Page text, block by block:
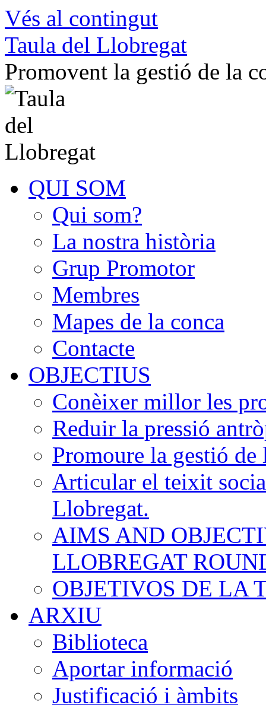
Vés al contingut
Taula del Llobregat
Promovent la gestió de la
QUI SOM
Qui som?
La nostra història
Grup Promotor
Membres
Mapes de la conca
Contacte
OBJECTIUS
Conèixer millor les
Reduir la pressió
Promoure la gestió
Articular el teixit
Llobregat.
AIMS AND
LLOBREGAT
OBJETIVOS DE LA
ARXIU
Biblioteca
Aportar informació
Justificació i àmbits